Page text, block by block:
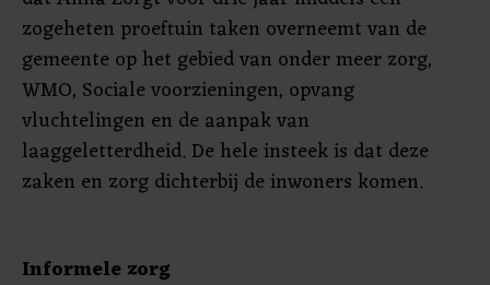
zogeheten proeftuin taken overneemt van de
gemeente op het gebied van onder meer zorg,
WMO, Sociale voorzieningen, opvang
vluchtelingen en de aanpak van
laaggeletterdheid. De hele insteek is dat deze
zaken en zorg dichterbij de inwoners komen.
Informele zorg